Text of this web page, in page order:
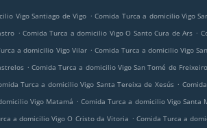
Vigo Santiago de Vigo . Comida Turca a domicilio Vigo
. Comida Turca a domicilio Vigo O Santo Cura de Ars .
a domicilio Vigo Vilar . Comida Turca a domicilio Vigo
. Comida Turca a domicilio Vigo San Tomé de Freixeiro
Turca a domicilio Vigo Santa Tereixa de Xesús .
Vigo Matamá . Comida Turca a domicilio Vigo Santa
a domicilio Vigo O Cristo da Vitoria . Comida Turca a